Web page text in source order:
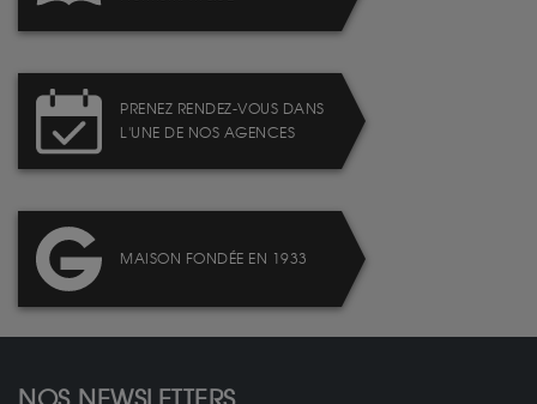
PRENEZ RENDEZ-VOUS DANS
L'UNE DE NOS AGENCES
MAISON FONDÉE EN 1933